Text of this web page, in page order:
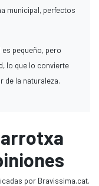
municipal, perfectos
pequeño, pero
lo que lo convierte
de la naturaleza.
por Bravissima.cat.